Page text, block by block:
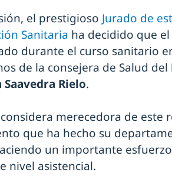
el prestigioso Jurado de
Sanitaria ha decidido que
durante el curso sanitario
de la consejera de Salud del
Saavedra Rielo.
considera merecedora de este
que ha hecho su
un importante
nivel asistencial.